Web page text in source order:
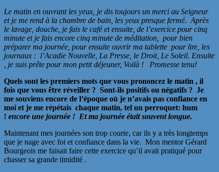
Le matin en ouvrant les yeux, je dis toujours un merci au Seigneur
et je me rend à la chambre de bain, les yeux presque fermé. Après
le lavage, douche, je fais le café et ensuite, de l’exercice pour cinq
minute et je fais encore cinq minute de méditation, pour bien
préparer ma journée, pour ensuite ouvrir ma tablette pour lire, les
journaux : l’Acadie Nouvelle, La Presse, le Droit, Le Soleil. Ensuite
, je suis prête pour mon petit déjeuner, Voilà ! Promesse tenu!
Quels sont les premiers mots que vous prononcez le matin , il
fois que vous être réveiller ? Sont-ils positifs ou négatifs ? Je
me souviens encore de l’époque où je n’avais pas confiance en
moi et je me répétais chaque matin, tel un perroquet: hum
! encore une journée ! Et ma journée était souvent longue.
Maintenant mes journées son trop courte, car ils y a très longtemps
que je nage avec foi et confiance dans la vie. Mon mentor Gérard
Bourgeois me faisait faire cette exercice qu’il avait pratiqué pour
chasser sa grande timidité .